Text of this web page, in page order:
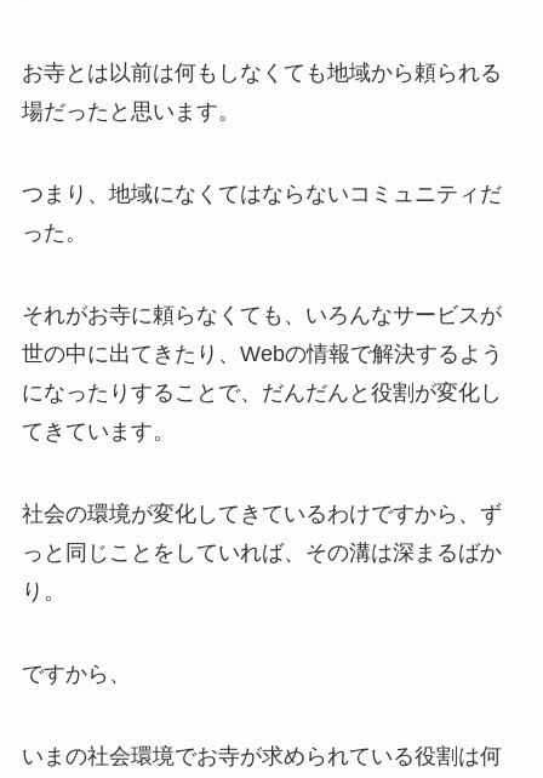
お寺とは以前は何もしなくても地域から頼られる
場だったと思います。
つまり、地域になくてはならないコミュニティだ
った。
それがお寺に頼らなくても、いろんなサービスが
世の中に出てきたり、Webの情報で解決するよう
になったりすることで、だんだんと役割が変化し
てきています。
社会の環境が変化してきているわけですから、ず
っと同じことをしていれば、その溝は深まるばか
り。
ですから、
いまの社会環境でお寺が求められている役割は何